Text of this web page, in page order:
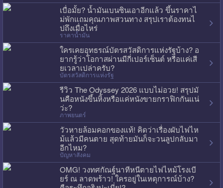
เบื่อมั้ย? น้ำมันเบนซินเอาอีกแล้ว ขึ้นราคาไ
ม่พักแถมคุณภาพสวนทาง สรุปเราต้องทนไ
ปถึงเมื่อไหร่
ราคาน้ำมัน
ใครเคยอุทธรณ์บัตรสวัสดิการแห่งรัฐบ้าง? อ
ยากรู้ว่าโอกาสผ่านมีกี่เปอร์เซ็นต์ หรือแค่เสี
ยเวลาเปล่าครับ?
บัตรสวัสดิการแห่งรัฐ
รีวิว The Odyssey 2026 แบบไม่อวย! สรุปมั
นคือหนังขึ้นหิ้งหรือแค่หนังขายกราฟิกกันแน่
ว่ะ?
ภาพยนตร์
วัวหายล้อมคอกของแท้! คิดว่าเรื่องผับไฟไห
ม้แล้วมีคนตาย สุดท้ายมันก็จะวนลูปกลับมา
อีกไหม?
ปัญหาสังคม
OMG! วงทศกัณฐ์นาทีหนีตายไฟไหม้โรงเบี
ยร์ ณ ลาดพร้าว! ใครอยู่ในเหตุการณ์บ้าง?